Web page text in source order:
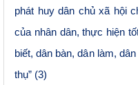
phát huy dân chủ xã hội
của nhân dân, thực hiện
biết, dân bàn, dân làm,
thụ” (3)